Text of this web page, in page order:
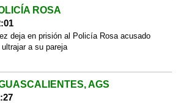
ROSA
deja en prisión al Policía Rosa acusado
ultrajar a su pareja
AGS